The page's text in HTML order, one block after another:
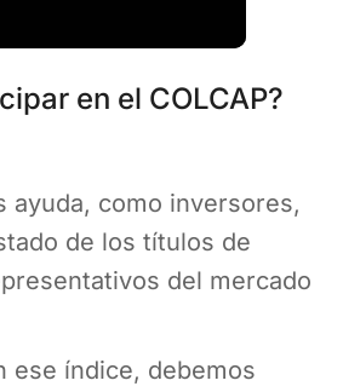
en el COLCAP?
ayuda, como inversores,
de los títulos de
del mercado
ese índice, debemos